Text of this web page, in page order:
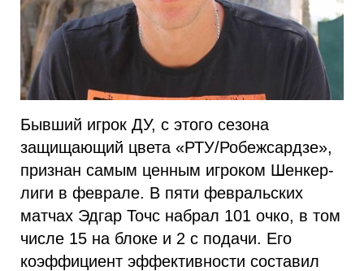
Бывший игрок ДУ, с этого сезона
защищающий цвета «РТУ/Робежсардзе»,
признан самым ценным игроком Шенкер-
лиги в феврале. В пяти февральских
матчах Эдгар Точс набрал 101 очко, в том
числе 15 на блоке и 2 с подачи. Его
коэффициент эффективности составил